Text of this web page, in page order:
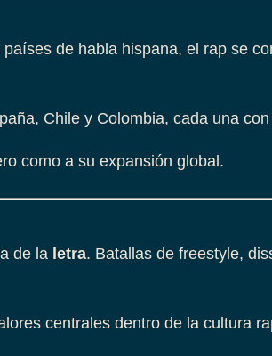
de habla hispana, el rap se
Chile y Colombia, cada una
como a su expansión global.
de la letra. Batallas de freestyle,
centrales dentro de la cultura